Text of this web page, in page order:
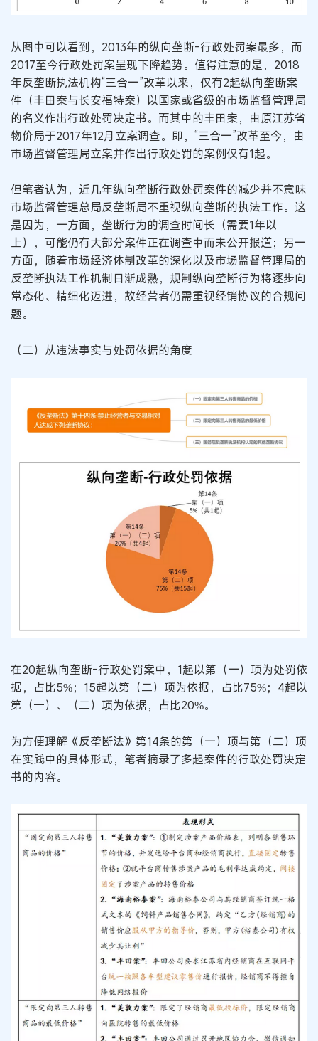
从图中可以看到，2013年的纵向垄断-行政处罚案最多，而
2017至今行政处罚案呈现下降趋势。值得注意的是，2018
年反垄断执法机构“三合一”改革以来，仅有2起纵向垄断案
件（丰田案与长安福特案）以国家或省级的市场监督管理局
的名义作出行政处罚决定书。而其中的丰田案，由原江苏省
物价局于2017年12月立案调查。即，“三合一”改革至今，由
市场监督管理局立案并作出行政处罚的案例仅有1起。
但笔者认为，近几年纵向垄断行政处罚案件的减少并不意味
市场监督管理总局反垄断局不重视纵向垄断的执法工作。这
是因为，一方面，垄断行为的调查时间长（需要1年以
上），可能仍有大部分案件正在调查中而未公开报道；另一
方面，随着市场经济体制改革的深化以及市场监督管理局的
反垄断执法工作机制日渐成熟，规制纵向垄断行为将逐步向
常态化、精细化迈进，故经营者仍需重视经销协议的合规问
题。
（二）从违法事实与处罚依据的角度
在20起纵向垄断-行政处罚案中，1起以第（一）项为处罚依
据，占比5%；15起以第（二）项为依据，占比75%；4起以
第（一）、（二）项为依据，占比20%。
为方便理解《反垄断法》第14条的第（一）项与第（二）项
在实践中的具体形式，笔者摘录了多起案件的行政处罚决定
书的内容。